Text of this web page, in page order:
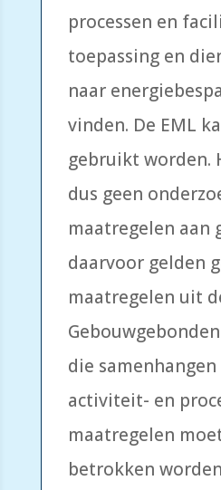
processen en
toepassing en
naar
vinden. De EML
gebruikt
dus geen
maatregelen aan
daarvoor gelden
maatregelen uit
die
activiteit- en
maatregelen
betrokken